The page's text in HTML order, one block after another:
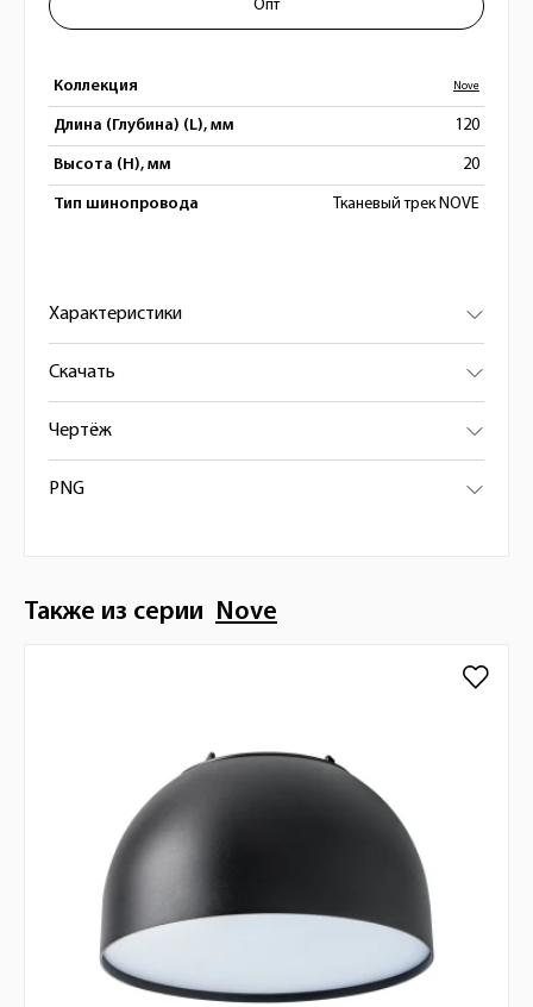
Коллекция Nove
Длина (Глубина) (L), мм 120
Высота (H), мм 20
Тип шинопровода Тканевый трек NOVE
Опт
Характеристики
Скачать
Чертёж
PNG
Также из серии Nove